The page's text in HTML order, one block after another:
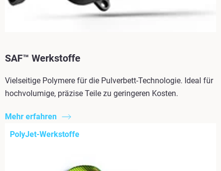
SAF™ Werkstoffe
Vielseitige Polymere für die Pulverbett-Technologie. Ideal für
hochvolumige, präzise Teile zu geringeren Kosten.
Mehr erfahren
PolyJet-Werkstoffe